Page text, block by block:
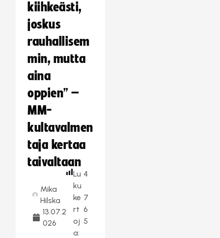
kiihkeästi,
joskus
rauhallisem
min, mutta
aina
oppien” –
MM-
kultavalmen
taja kertaa
taivaltaan
Mika
Hilska
13.07.2
026
Lu
ku
ke
rt
oj
a:
4
7
6
5